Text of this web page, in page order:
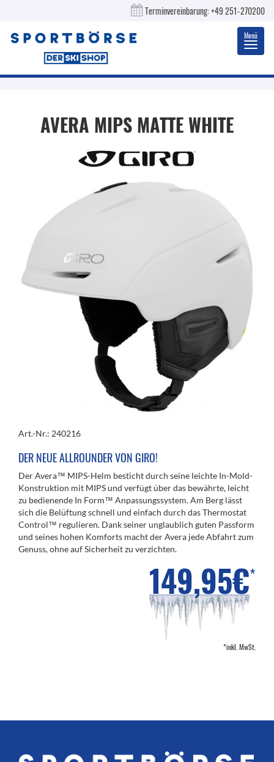
Terminvereinbarung:+49 251-270200
Menü
AVERA MIPS MATTE WHITE
Art.-Nr.: 240216
DER NEUE ALLROUNDER VON GIRO!
Der Avera™ MIPS-Helm besticht durch seine leichte In-Mold-
Konstruktion mit MIPS und verfügt über das bewährte, leicht
zu bedienende In Form™ Anpassungssystem. Am Berg lässt
sich die Belüftung schnell und einfach durch das Thermostat
Control™ regulieren. Dank seiner unglaublich guten Passform
und seines hohen Komforts macht der Avera jede Abfahrt zum
Genuss, ohne auf Sicherheit zu verzichten.
149,95€*
*inkl. MwSt.